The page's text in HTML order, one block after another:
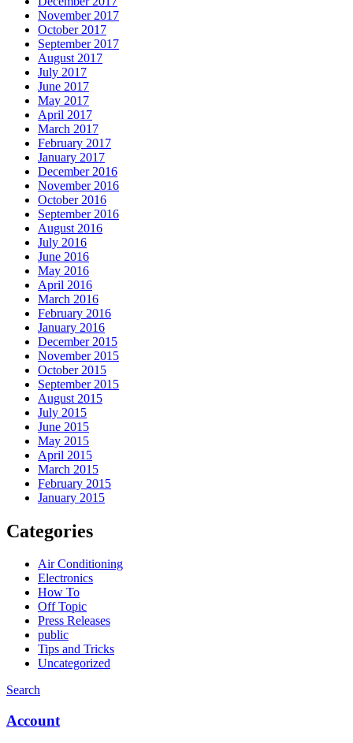
November 2017
October 2017
September 2017
August 2017
July 2017
June 2017
May 2017
April 2017
March 2017
February 2017
January 2017
December 2016
November 2016
October 2016
September 2016
August 2016
July 2016
June 2016
May 2016
April 2016
March 2016
February 2016
January 2016
December 2015
November 2015
October 2015
September 2015
August 2015
July 2015
June 2015
May 2015
April 2015
March 2015
February 2015
January 2015
Categories
Air Conditioning
Electronics
How To
Off Topic
Press Releases
public
Tips and Tricks
Uncategorized
Search
Account